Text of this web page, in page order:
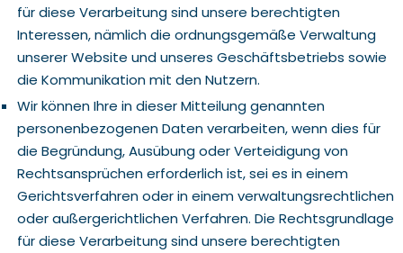
für diese Verarbeitung sind unsere berechtigten
Interessen, nämlich die ordnungsgemäße Verwaltung
unserer Website und unseres Geschäftsbetriebs sowie
die Kommunikation mit den Nutzern.
Wir können Ihre in dieser Mitteilung genannten
personenbezogenen Daten verarbeiten, wenn dies für
die Begründung, Ausübung oder Verteidigung von
Rechtsansprüchen erforderlich ist, sei es in einem
Gerichtsverfahren oder in einem verwaltungsrechtlichen
oder außergerichtlichen Verfahren. Die Rechtsgrundlage
für diese Verarbeitung sind unsere berechtigten